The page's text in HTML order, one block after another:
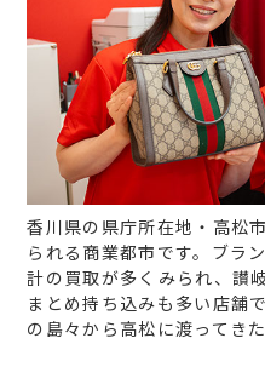
香川県の県庁所在地・高松
られる商業都市です。ブラ
計の買取が多くみられ、讃
まとめ持ち込みも多い店舗
の島々から高松に渡ってき